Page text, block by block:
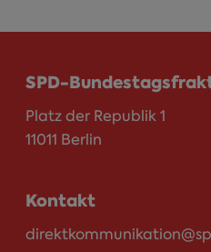
SPD-
Platz der Republik 1
11011 Berlin
Kontakt